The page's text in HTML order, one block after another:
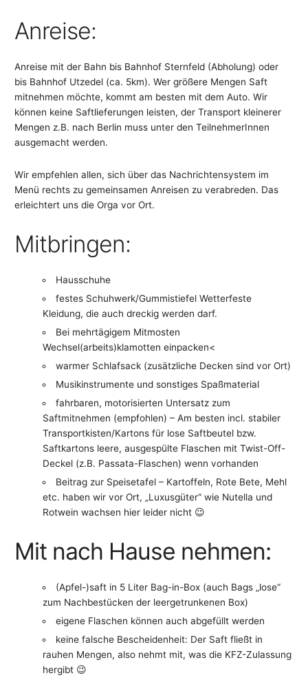
Anreise:
Anreise mit der Bahn bis Bahnhof Sternfeld (Abholung) oder
bis Bahnhof Utzedel (ca. 5km). Wer größere Mengen Saft
mitnehmen möchte, kommt am besten mit dem Auto. Wir
können keine Saftlieferungen leisten, der Transport kleinerer
Mengen z.B. nach Berlin muss unter den TeilnehmerInnen
ausgemacht werden.
Wir empfehlen allen, sich über das Nachrichtensystem im
Menü rechts zu gemeinsamen Anreisen zu verabreden. Das
erleichtert uns die Orga vor Ort.
Mitbringen:
Hausschuhe
festes Schuhwerk/Gummistiefel Wetterfeste
Kleidung, die auch dreckig werden darf.
Bei mehrtägigem Mitmosten
Wechsel(arbeits)klamotten einpacken<
warmer Schlafsack (zusätzliche Decken sind vor Ort)
Musikinstrumente und sonstiges Spaßmaterial
fahrbaren, motorisierten Untersatz zum
Saftmitnehmen (empfohlen) – Am besten incl. stabiler
Transportkisten/Kartons für lose Saftbeutel bzw.
Saftkartons leere, ausgespülte Flaschen mit Twist-Off-
Deckel (z.B. Passata-Flaschen) wenn vorhanden
Beitrag zur Speisetafel – Kartoffeln, Rote Bete, Mehl
etc. haben wir vor Ort, „Luxusgüter“ wie Nutella und
Rotwein wachsen hier leider nicht 😉
Mit nach Hause nehmen:
(Apfel-)saft in 5 Liter Bag-in-Box (auch Bags „lose“
zum Nachbestücken der leergetrunkenen Box)
eigene Flaschen können auch abgefüllt werden
keine falsche Bescheidenheit: Der Saft fließt in
rauhen Mengen, also nehmt mit, was die KFZ-Zulassung
hergibt 😉